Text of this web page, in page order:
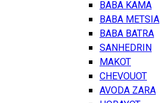
BABA KAMA
BABA METSIA
BABA BATRA
SANHEDRIN
MAKOT
CHEVOUOT
AVODA ZARA